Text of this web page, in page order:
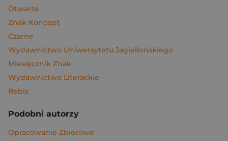
Otwarte
Znak Koncept
Czarne
Wydawnictwo Uniwersytetu Jagiellońskiego
Miesięcznik Znak
Wydawnictwo Literackie
Rebis
Podobni autorzy
Opracowanie Zbiorowe